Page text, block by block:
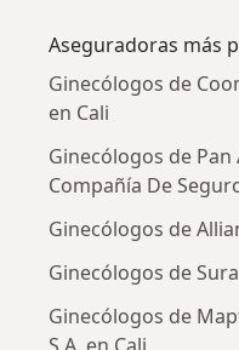
Aseguradoras más
Ginecólogos de
en Cali
Ginecólogos de
Compañía De
Ginecólogos de
Ginecólogos de
Ginecólogos de